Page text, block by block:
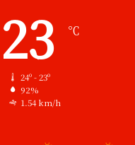
23 ℃
24º - 23º
92%
1.54 km/h